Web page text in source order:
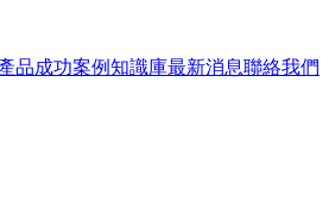
品成功案例知識庫最新消息聯絡我們